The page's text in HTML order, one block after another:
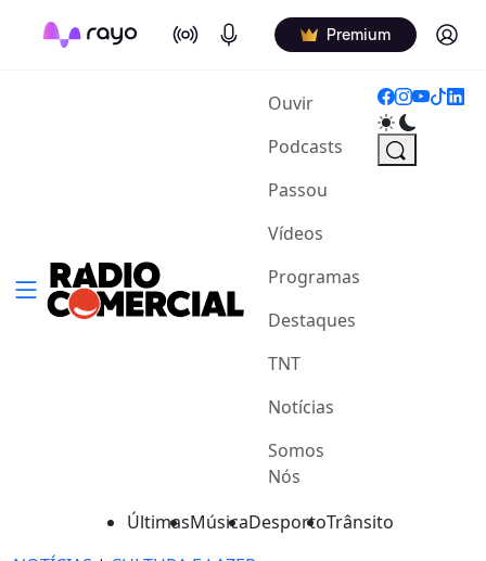
On Air Podcasts Premium Log in
Ouvir(current)
Podcasts
Passou
Vídeos
Programas
Destaques
TNT
Notícias
Somos
Nós
ÚltimasMúsicaDesportoTrânsito